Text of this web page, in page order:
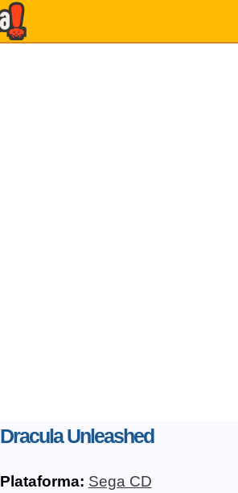
Dracula Unleashed
Plataforma: Sega CD